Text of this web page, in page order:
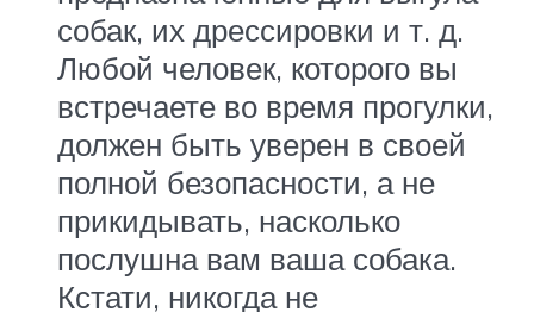
собак, их дрессировки и т. д.
Любой человек, которого вы
встречаете во время прогулки,
должен быть уверен в своей
полной безопасности, а не
прикидывать, насколько
послушна вам ваша собака.
Кстати, никогда не